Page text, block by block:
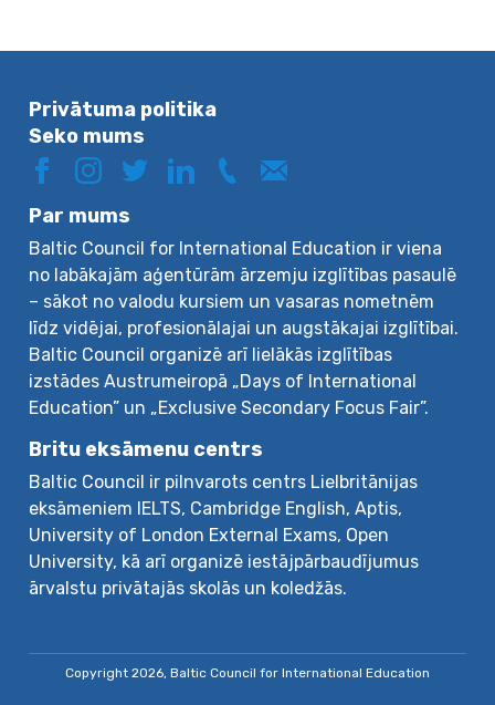
Privātuma politika
Seko mums
Par mums
Baltic Council for International Education ir viena
no labākajām aģentūrām ārzemju izglītības pasaulē
– sākot no valodu kursiem un vasaras nometnēm
līdz vidējai, profesionālajai un augstākajai izglītībai.
Baltic Council organizē arī lielākās izglītības
izstādes Austrumeiropā „Days of International
Education” un „Exclusive Secondary Focus Fair”.
Britu eksāmenu centrs
Baltic Council ir pilnvarots centrs Lielbritānijas
eksāmeniem IELTS, Cambridge English, Aptis,
University of London External Exams, Open
University, kā arī organizē iestājpārbaudījumus
ārvalstu privātajās skolās un koledžās.
Copyright 2026, Baltic Council for International Education